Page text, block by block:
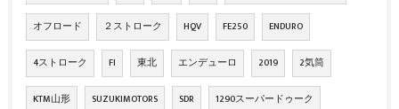
オフロード ２ストローク HQV FE250 ENDURO
4ストローク FI 東北 エンデューロ 2019 2気筒
KTM山形 SUZUKIMOTORS SDR 1290スーパードゥーク